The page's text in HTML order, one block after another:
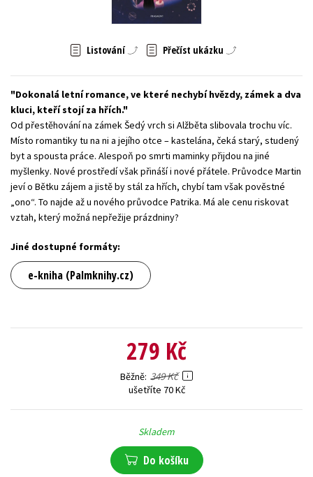
Zahraniční literatura
Všechny tituly
Listování Přečíst ukázku
Dokonalá letní romance, ve které nechybí hvězdy, zámek a dva
kluci, kteří stojí za hřích.
Od přestěhování na zámek Šedý vrch si Alžběta slibovala trochu víc.
Místo romantiky tu na ni a jejího otce – kastelána, čeká starý, studený
byt a spousta práce. Alespoň po smrti maminky přijdou na jiné
myšlenky. Nové prostředí však přináší i nové přátele. Průvodce Martin
jeví o Bětku zájem a jistě by stál za hřích, chybí tam však pověstné
„ono“. To najde až u nového průvodce Patrika. Má ale cenu riskovat
vztah, který možná nepřežije prázdniny?
Jiné dostupné formáty:
e-kniha (Palmknihy.cz)
279 Kč
Běžně 349 Kč
ušetříte 70 Kč
Skladem
Do košíku